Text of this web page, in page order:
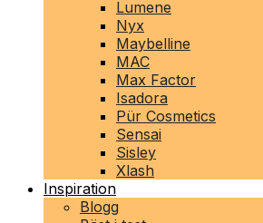
Lumene
Nyx
Maybelline
MAC
Max Factor
Isadora
Pür Cosmetics
Sensai
Sisley
Xlash
Inspiration
Blogg